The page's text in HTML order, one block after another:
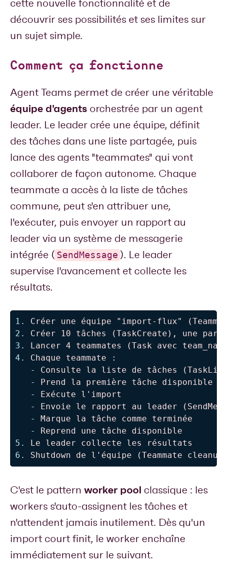
cette nouvelle fonctionnalité et de
découvrir ses possibilités et ses limites sur
un sujet simple.
Comment ça fonctionne
Agent Teams permet de créer une véritable
équipe d'agents orchestrée par un agent
leader. Le leader crée une équipe, définit
des tâches dans une liste partagée, puis
lance des agents "teammates" qui vont
collaborer de façon autonome. Chaque
teammate a accès à la liste de tâches
commune, peut s'en attribuer une,
l'exécuter, puis envoyer un rapport au
leader via un système de messagerie
intégrée ( SendMessage ). Le leader
supervise l'avancement et collecte les
résultats.
1.
2.
3.
4.
Chaque teammate :
-
Consulte la liste de tâches
-
Prend la première tâche disponible
-
Exécute l'import
-
Envoie le rapport au leader
-
Marque la tâche comme terminée
-
5.
6.
Shutdown de l'équipe (Teammate
C'est le pattern worker pool classique : les
workers s'auto-assignent les tâches et
n'attendent jamais inutilement. Dès qu'un
import court finit, le worker enchaîne
immédiatement sur le suivant.